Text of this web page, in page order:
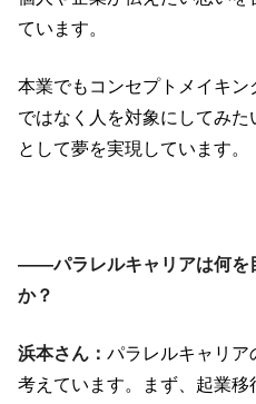
ています。
本業でもコンセプトメイキ
ではなく人を対象にしてみ
として夢を実現しています。
――パラレルキャリアは何を
か？
浜本さん： パラレルキャリア
考えています。まず、起業